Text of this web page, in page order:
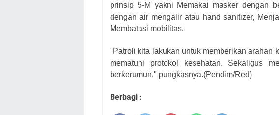
prinsip 5-M yakni Memakai masker dengan
dengan air mengalir atau hand sanitizer,
Membatasi mobilitas.
"Patroli kita lakukan untuk memberikan arahan
mematuhi protokol kesehatan. Sekaligus
berkerumun," pungkasnya.(Pendim/Red)
Berbagi :